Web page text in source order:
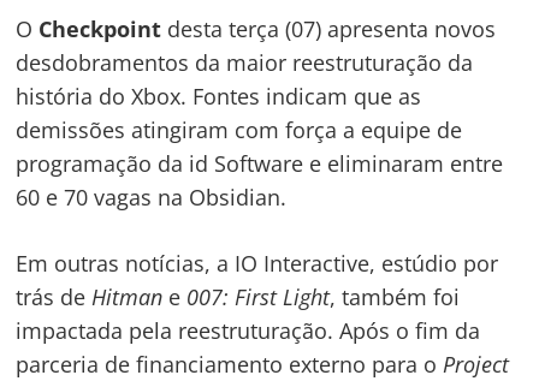
O Checkpoint desta terça (07) apresenta novos
desdobramentos da maior reestruturação da
história do Xbox. Fontes indicam que as
demissões atingiram com força a equipe de
programação da id Software e eliminaram entre
60 e 70 vagas na Obsidian.
Em outras notícias, a IO Interactive, estúdio por
trás deHitman e 007: First Light, também foi
impactada pela reestruturação. Após o fim da
parceria de financiamento externo para oProject